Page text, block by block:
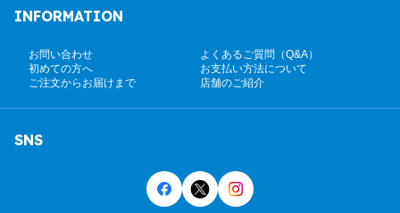
INFORMATION
お問い合わせ
よくあるご質問（Q&A）
初めての方へ
お支払い方法について
ご注文からお届けまで
店舗のご紹介
SNS